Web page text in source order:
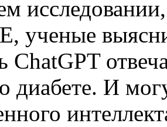
ученые
ChatGPT
диабете. И